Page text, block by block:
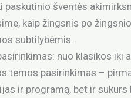
paskutinio šventės
kaip žingsnis po
subtilybėmis.
nuo klasikos iki
temos pasirinkimas –
ir programą, bet ir